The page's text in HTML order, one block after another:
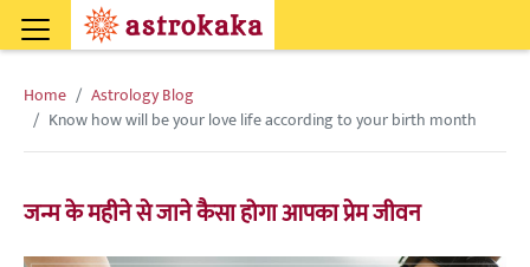
Home
Astrology Blog
Know how will be your love life according to your birth month
जन्म के महीने से जाने कैसा होगा आपका प्रेम जीवन